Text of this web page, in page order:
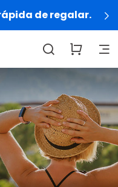
que se viven, no